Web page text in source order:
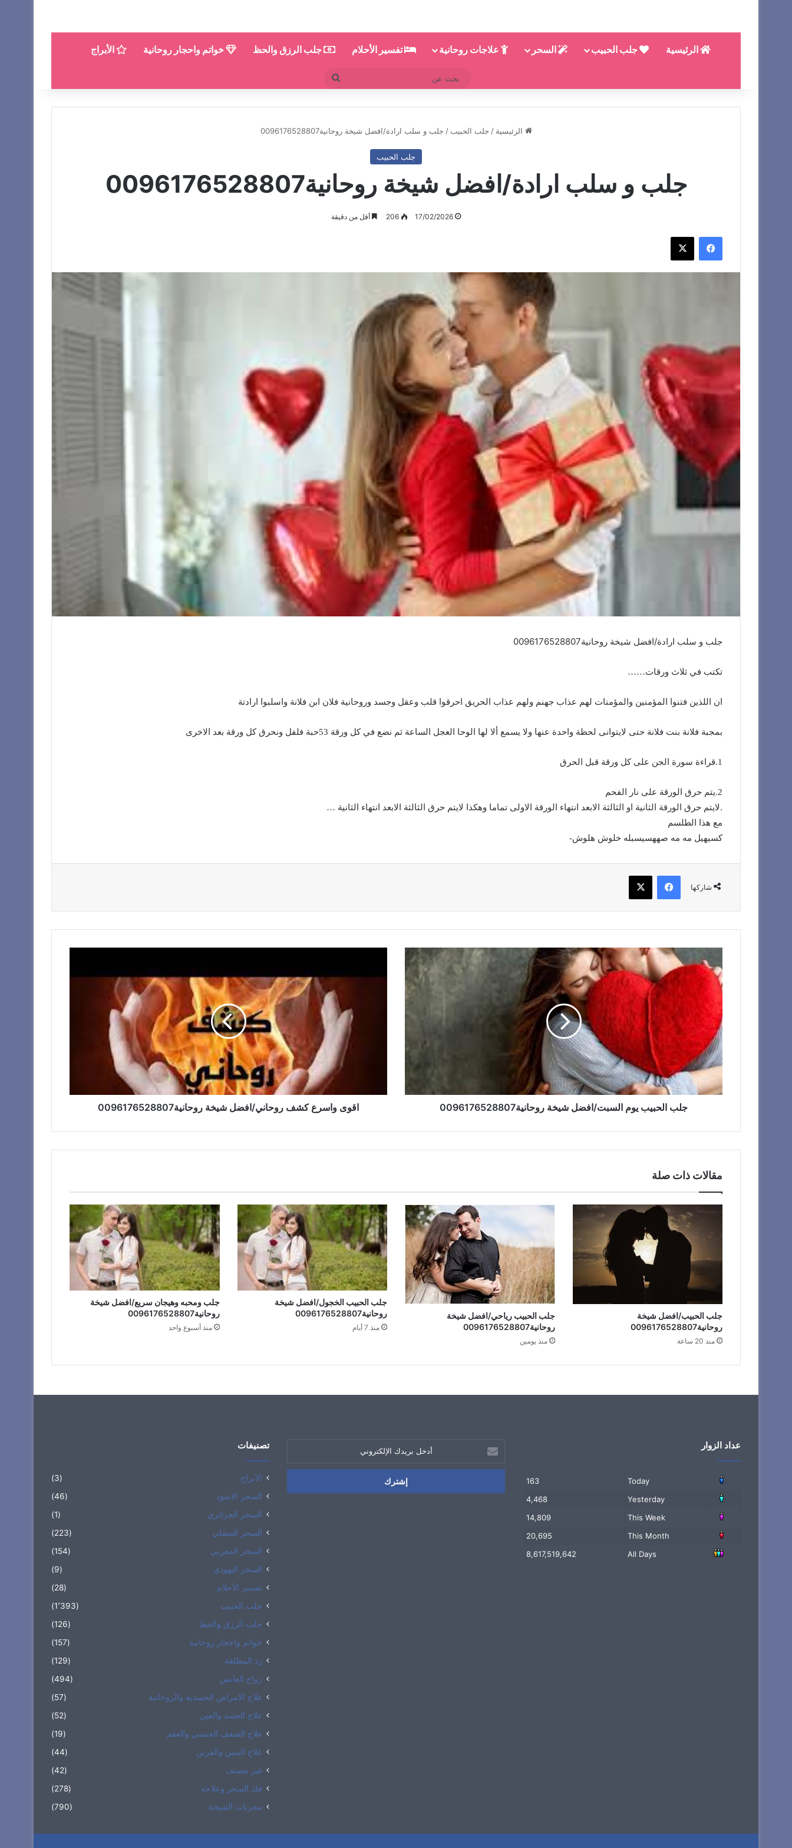
الرئيسية جلب الحبيب السحر علاجات روحانية تفسير الأحلام جلب الرزق والحظ خواتم واحجار روحانية الأبراج
بحث
الرئيسية / جلب الحبيب / جلب و سلب ارادة/افضل شيخة روحانية0096176528807
جلب الحبيب
جلب و سلب ارادة/افضل شيخة روحانية0096176528807
17/02/2026
206 أقل من دقيقة
فيسبوك X
جلب و سلب ارادة/افضل شيخة روحانية0096176528807
تكتب في ثلاث ورقات……
ان اللذين فتنوا المؤمنين والمؤمنات لهم عذاب جهنم ولهم عذاب الحريق احرقوا قلب وعقل وجسد وروحانية فلان ابن فلانة واسلبوا ارادتة
بمجبة فلانة بنت فلانة حتى لايتوانى لحظة واحدة عنها ولا يسمع ألا لها الوحا العجل الساعة ثم نضع في كل ورقة 53حبة فلفل ونحرق كل ورقة بعد الاخرى
1.قراءة سورة الجن على كل ورقة قبل الحرق
2.يتم حرق الورقة على نار الفحم
.لايتم حرق الورقة الثانية او الثالثة الابعد انتهاء الورقة الاولى تماما وهكذا لايتم حرق الثالثة الابعد انتهاء الثانية …
مع هذا الطلسم
كسيهيل مه مه صههسيسبله خلوش هلوش-
شاركها
فيسبوك X
جلب الحبيب يوم السبت/افضل شيخة روحانية0096176528807 اقوى واسرع كشف روحاني/افضل شيخة روحانية0096176528807
مقالات ذات صلة
جلب الحبيب/افضل شيخة
روحانية0096176528807
منذ 20 ساعة
جلب الحبيب رياحي/افضل شيخة
روحانية0096176528807
منذ يومين
جلب الحبيب الخجول/افضل شيخة
روحانية0096176528807
منذ 7 أيام
جلب ومحبه وهيجان سريع/افضل شيخة
روحانية0096176528807
منذ أسبوع واحد
عداد الزوار
Today
163
Yesterday
4,468
This Week
14,809
This Month
20,695
All Days
8,617,519,642
بريدك
الإلكتروني
تصنيفات
الأبراج
(3)
السحر الاسود
(46)
السحر الجزائري
(1)
السحر السفلي
(223)
السحر المغربي
(154)
السحر اليهودي
(9)
تفسير الأحلام
(28)
جلب الحبيب
(1٬393)
جلب الرزق والحظ
(126)
خواتم واحجار روحانية
(157)
رد المطلقة
(129)
زواج العانس
(494)
علاج الامراض الجسدية والروحانية
(57)
علاج الحسد والعين
(52)
علاج الضعف الجنسي والعقم
(19)
علاج المس والقرين
(44)
غير مصنف
(42)
فك السحر وعلاجه
(278)
مجربات الشيخة
(790)